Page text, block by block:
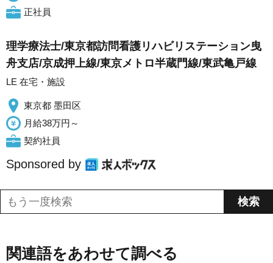
正社員
理学療法士/東京都訪問看護リハビリステーション曳
舟支店/京成押上線/東京メトロ半蔵門線/東武亀戸線
LE 在宅・施設
東京都 墨田区
月給38万円～
契約社員
Sponsored by
関連語をあわせて調べる